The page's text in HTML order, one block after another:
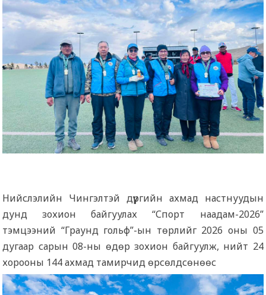
Нийслэлийн Чингэлтэй дүүргийн ахмад настнуудын
дунд зохион байгуулах “Спорт наадам-2026”
тэмцээний “Граунд гольф”-ын төрлийг 2026 оны 05
дугаар сарын 08-ны өдөр зохион байгуулж, нийт 24
хорооны 144 ахмад тамирчид өрсөлдсөнөөс